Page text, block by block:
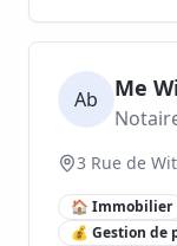
Ab Me
3 Rue de
🏠 Immobilier
💰 Gestion de